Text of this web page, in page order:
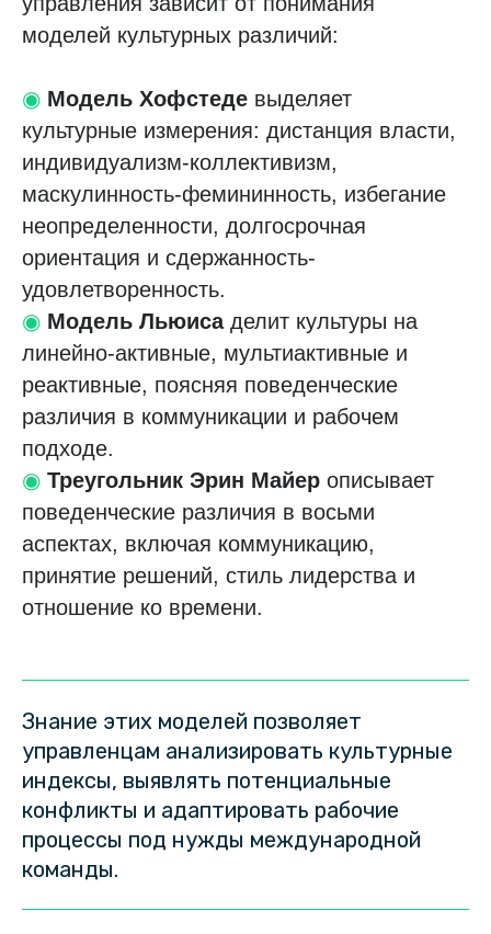
моделей культурных различий:
◉ Модель Хофстеде выделяет
культурные измерения: дистанция власти,
индивидуализм-коллективизм,
маскулинность-фемининность, избегание
неопределенности, долгосрочная
ориентация и сдержанность-
удовлетворенность.
◉ Модель Льюисаделит культуры на
линейно-активные, мультиактивные и
реактивные, поясняя поведенческие
различия в коммуникации и рабочем
подходе.
◉ Треугольник Эрин Майер описывает
поведенческие различия в восьми
аспектах, включая коммуникацию,
принятие решений, стиль лидерства и
отношение ко времени.
Знание этих моделей позволяет
управленцам анализировать культурные
индексы, выявлять потенциальные
конфликты и адаптировать рабочие
процессы под нужды международной
команды.